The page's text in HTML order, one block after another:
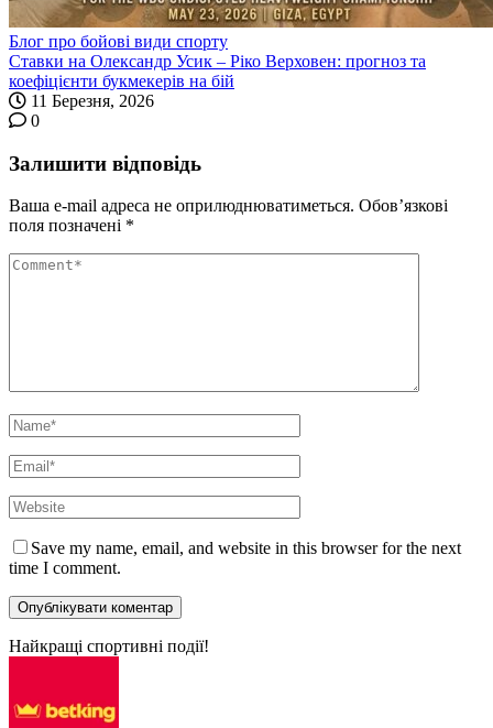
Блог про бойові види спорту
Ставки на Олександр Усик – Ріко Верховен: прогноз та
коефіцієнти букмекерів на бій
11 Березня, 2026
0
Залишити відповідь
Ваша e-mail адреса не оприлюднюватиметься. Обов’язкові
поля позначені *
Save my name, email, and website in this browser for the next
time I comment.
Найкращі спортивні події!